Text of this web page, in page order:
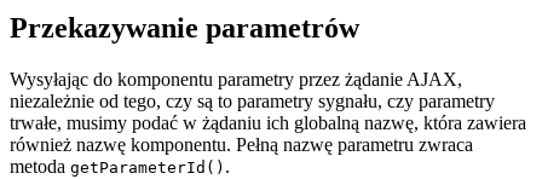
Przekazywanie parametrów
Wysyłając do komponentu parametry przez żądanie AJAX,
niezależnie od tego, czy są to parametry sygnału, czy parametry
trwałe, musimy podać w żądaniu ich globalną nazwę, która zawiera
również nazwę komponentu. Pełną nazwę parametru zwraca
metoda getParameterId() .